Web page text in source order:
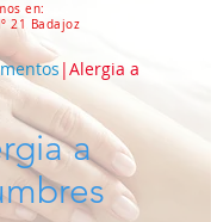
en:
21 Badajoz
|Alergia a
a